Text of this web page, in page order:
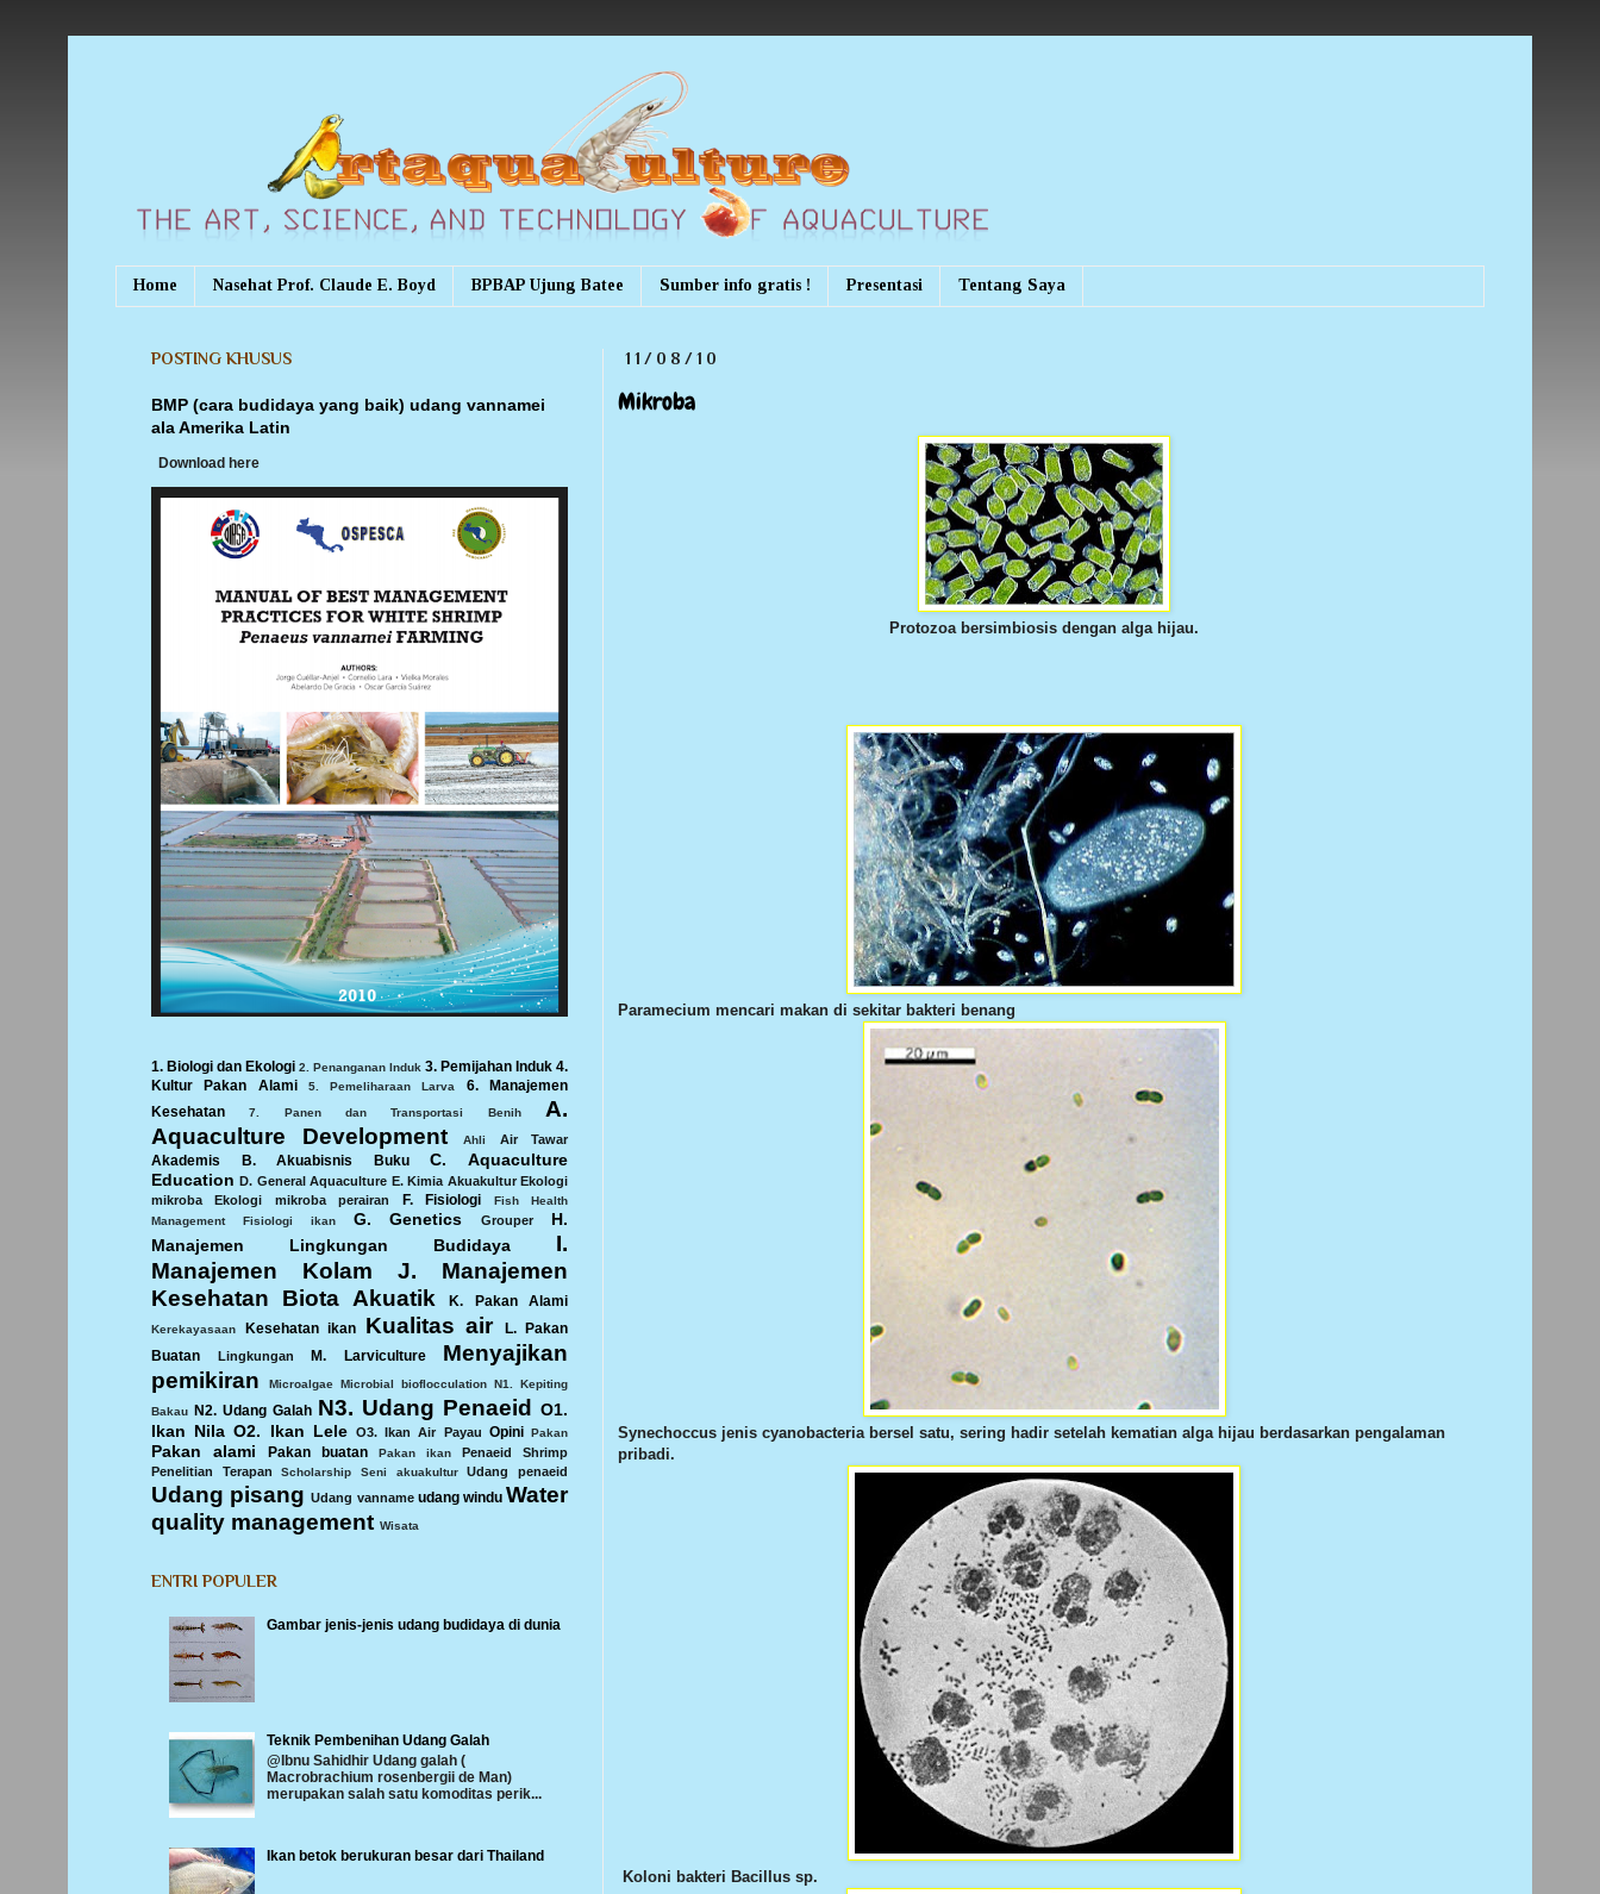
Home Nasehat Prof. Claude E. Boyd BPBAP Ujung Batee Sumber info gratis ! Presentasi Tentang Saya
11/08/10
Mikroba
Protozoa bersimbiosis dengan alga hijau.
Paramecium mencari makan di sekitar bakteri benang
Synechoccus jenis cyanobacteria bersel satu, sering hadir setelah kematian alga hijau berdasarkan pengalaman
pribadi.
Koloni bakteri Bacillus sp.
POSTING KHUSUS
BMP (cara budidaya yang baik) udang vannamei
ala Amerika Latin
Download here
1. Biologi dan Ekologi 2. Penanganan Induk 3. Pemijahan Induk 4.
Kultur Pakan Alami
5. Pemeliharaan Larva
6. Manajemen
Kesehatan
7. Panen dan Transportasi Benih
A.
Aquaculture Development
Ahli Air Tawar
Akademis B. Akuabisnis Buku
C. Aquaculture
Education D. General Aquaculture E. Kimia Akuakultur Ekologi
mikroba
Ekologi mikroba perairan F. Fisiologi
Fish Health
Management
Fisiologi ikan G. Genetics Grouper
H.
Manajemen Lingkungan Budidaya
I.
Manajemen Kolam
J. Manajemen
Kesehatan Biota Akuatik
K. Pakan Alami
Kerekayasaan Kesehatan ikan Kualitas air
L. Pakan
Buatan
Lingkungan M. Larviculture
Menyajikan
pemikiran
Microalgae Microbial bioflocculation N1. Kepiting
Bakau N2. Udang Galah N3. Udang Penaeid
O1.
Ikan Nila O2. Ikan Lele O3. Ikan Air Payau Opini Pakan
Pakan alami Pakan buatan Pakan ikan
Penaeid Shrimp
Penelitian Terapan
Scholarship Seni akuakultur Udang penaeid
Udang pisang Udang vanname udang windu Water
quality management Wisata
ENTRI POPULER
Gambar jenis-jenis udang budidaya di dunia
Teknik Pembenihan Udang Galah
@Ibnu Sahidhir Udang galah (
Macrobrachium rosenbergii de Man)
merupakan salah satu komoditas perik...
Ikan betok berukuran besar dari Thailand